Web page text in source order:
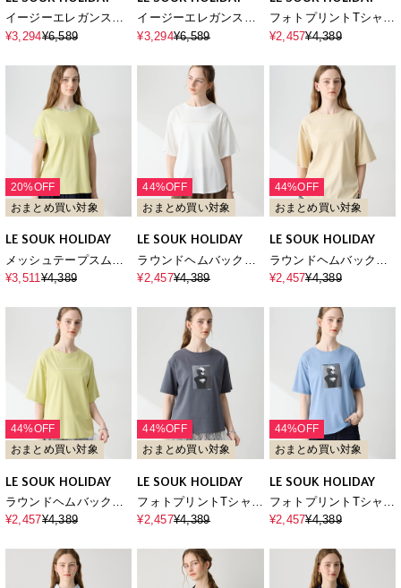
イージーエレガンスバ
ルーンTシャツ【接触冷
¥3,294¥6,589
イージーエレガンスバ
ルーンTシャツ【接触冷
¥3,294¥6,589
フォトプリントTシャツ
【接触冷感・吸水速
¥2,457¥4,389
20%OFF
おまとめ買い対象
LE SOUK HOLIDAY
メッシュテープスムー
スTシャツ【接触冷感・
¥3,511¥4,389
44%OFF
おまとめ買い対象
LE SOUK HOLIDAY
ラウンドヘムバックプ
リントTシャツ【接触冷
¥2,457¥4,389
44%OFF
おまとめ買い対象
LE SOUK HOLIDAY
ラウンドヘムバックプ
リントTシャツ【接触冷
¥2,457¥4,389
44%OFF
おまとめ買い対象
LE SOUK HOLIDAY
ラウンドヘムバックプ
リントTシャツ【接触冷
¥2,457¥4,389
44%OFF
おまとめ買い対象
LE SOUK HOLIDAY
フォトプリントTシャツ
【接触冷感・吸水速
¥2,457¥4,389
44%OFF
おまとめ買い対象
LE SOUK HOLIDAY
フォトプリントTシャツ
【接触冷感・吸水速
¥2,457¥4,389